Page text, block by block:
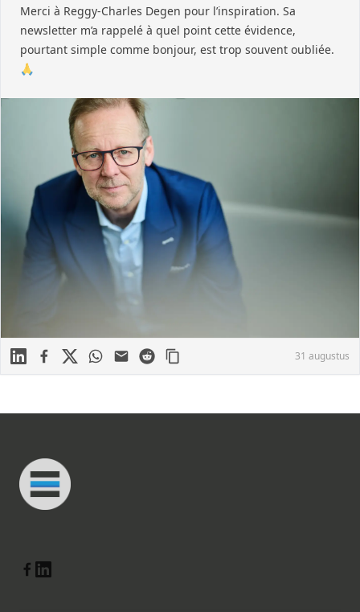
Merci à Reggy-Charles Degen pour l’inspiration. Sa
newsletter m’a rappelé à quel point cette évidence,
pourtant simple comme bonjour, est trop souvent oubliée.
🙏
LinkedinFacebook
X WhatsApp
Mail Reddit 31 augustus
Connected Minds
Linkedin